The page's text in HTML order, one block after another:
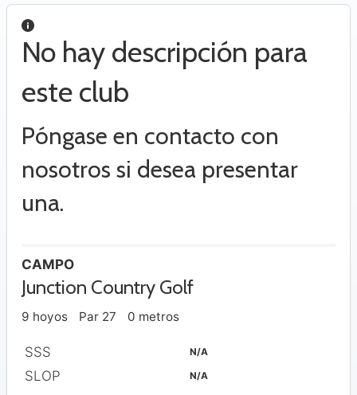
No hay descripción para
este club
Póngase en contacto con
nosotros si desea presentar
una.
CAMPO
Junction Country Golf
9 hoyos Par 27 0 metros
SSS N/A
SLOP N/A